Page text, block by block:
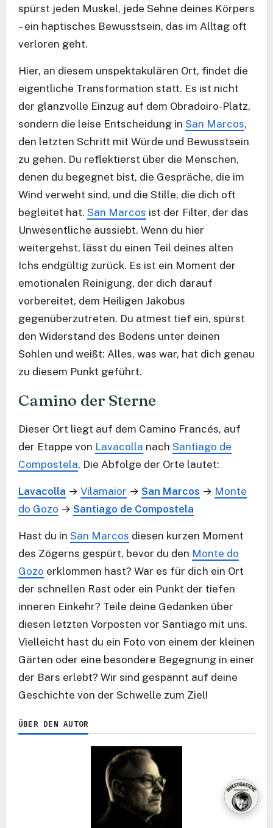
spürst jeden Muskel, jede Sehne deines Körpers
– ein haptisches Bewusstsein, das im Alltag oft
verloren geht.
Hier, an diesem unspektakulären Ort, findet die
eigentliche Transformation statt. Es ist nicht
der glanzvolle Einzug auf dem Obradoiro-Platz,
sondern die leise Entscheidung in San Marcos,
den letzten Schritt mit Würde und Bewusstsein
zu gehen. Du reflektierst über die Menschen,
denen du begegnet bist, die Gespräche, die im
Wind verweht sind, und die Stille, die dich oft
begleitet hat. San Marcos ist der Filter, der das
Unwesentliche aussiebt. Wenn du hier
weitergehst, lässt du einen Teil deines alten
Ichs endgültig zurück. Es ist ein Moment der
emotionalen Reinigung, der dich darauf
vorbereitet, dem Heiligen Jakobus
gegenüberzutreten. Du atmest tief ein, spürst
den Widerstand des Bodens unter deinen
Sohlen und weißt: Alles, was war, hat dich genau
zu diesem Punkt geführt.
Camino der Sterne
Dieser Ort liegt auf dem Camino Francés, auf
der Etappe von Lavacolla nach Santiago de
Compostela. Die Abfolge der Orte lautet:
Lavacolla → Vilamaior → San Marcos → Monte
do Gozo → Santiago de Compostela
Hast du in San Marcos diesen kurzen Moment
des Zögerns gespürt, bevor du den Monte do
Gozo erklommen hast? War es für dich ein Ort
der schnellen Rast oder ein Punkt der tiefen
inneren Einkehr? Teile deine Gedanken über
diesen letzten Vorposten vor Santiago mit uns.
Vielleicht hast du ein Foto von einem der kleinen
Gärten oder eine besondere Begegnung in einer
der Bars erlebt? Wir sind gespannt auf deine
Geschichte von der Schwelle zum Ziel!
ÜBER DEN AUTOR